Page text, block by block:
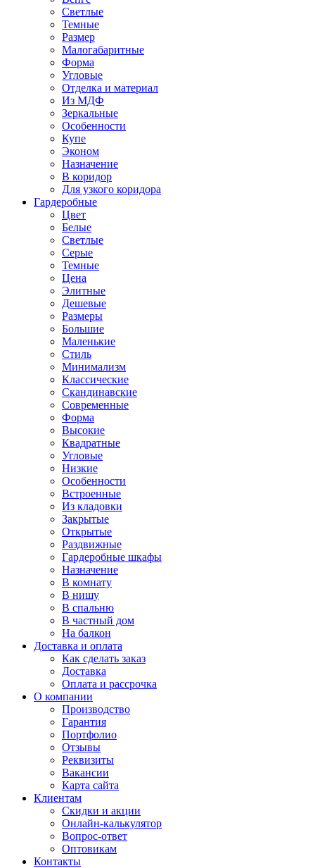
Светлые
Темные
Размер
Малогабаритные
Форма
Угловые
Отделка и материал
Из МДФ
Зеркальные
Особенности
Купе
Эконом
Назначение
В коридор
Для узкого коридора
Гардеробные
Цвет
Белые
Светлые
Серые
Темные
Цена
Элитные
Дешевые
Размеры
Большие
Маленькие
Стиль
Минимализм
Классические
Скандинавские
Современные
Форма
Высокие
Квадратные
Угловые
Низкие
Особенности
Встроенные
Из кладовки
Закрытые
Открытые
Раздвижные
Гардеробные шкафы
Назначение
В комнату
В нишу
В спальню
В частный дом
На балкон
Доставка и оплата
Как сделать заказ
Доставка
Оплата и рассрочка
О компании
Производство
Гарантия
Портфолио
Отзывы
Реквизиты
Вакансии
Карта сайта
Клиентам
Скидки и акции
Онлайн-калькулятор
Вопрос-ответ
Оптовикам
Контакты